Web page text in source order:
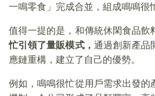
一鳴零食」完成合並，組成鳴鳴很
值得一提的是，和傳統休閑食品飲
忙引領了量販模式， 通過創新產品
應鏈重構，建立了自己的優勢。
例如，鳴鳴很忙從用戶需求出發的